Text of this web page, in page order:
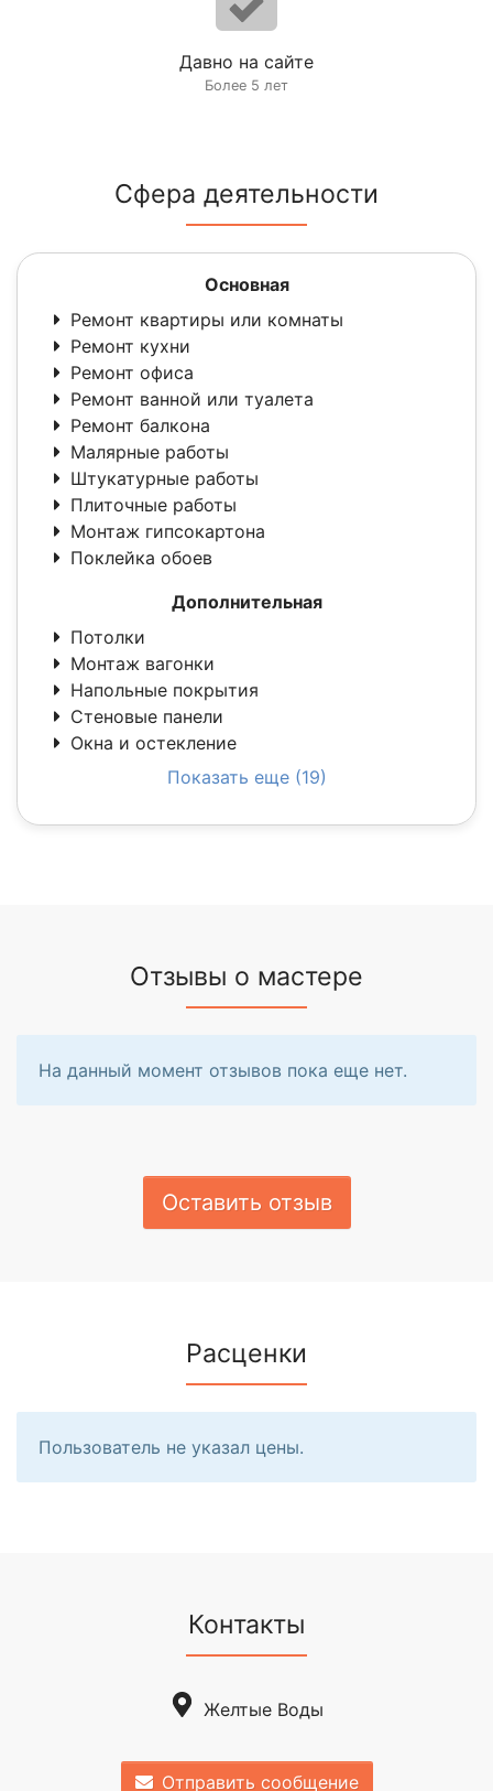
Давно на сайте
Более 5 лет
Сфера деятельности
Основная
Ремонт квартиры или комнаты
Ремонт кухни
Ремонт офиса
Ремонт ванной или туалета
Ремонт балкона
Малярные работы
Штукатурные работы
Плиточные работы
Монтаж гипсокартона
Поклейка обоев
Дополнительная
Потолки
Монтаж вагонки
Напольные покрытия
Стеновые панели
Окна и остекление
Показать еще (19)
Отзывы о мастере
На данный момент отзывов пока еще нет.
Оставить отзыв
Расценки
Пользователь не указал цены.
Контакты
Желтые Воды
Отправить сообщение